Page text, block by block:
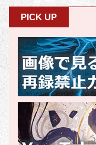
PICK UP